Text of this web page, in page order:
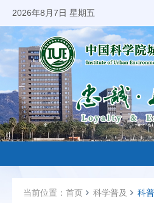
2026年8月7日 星期五
当前位置： 首页 科学普及 科